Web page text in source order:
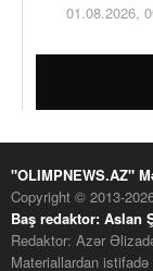
01.08.2026,
"OLIMPNEWS.AZ"
Copyright © 2013-
Baş redaktor: Aslan
Redaktor: Azər
Materiallardan istifadə